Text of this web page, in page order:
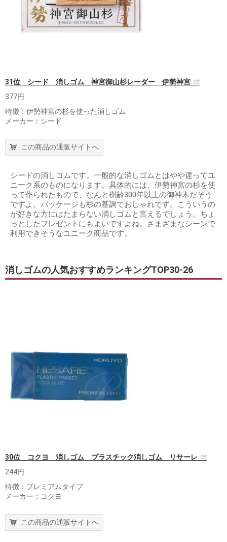
31位 シード 消しゴム 神宮御山杉レーダー 伊勢神宮
377円
特徴：伊勢神宮の杉を使った消しゴム
メーカー：シード
この商品の通販サイトへ
シードの消しゴムです。一般的な消しゴムとはやや違ってユ
ニーク系のものになります。具体的には、伊勢神宮の杉を使
って作られたもので、なんと樹齢300年以上の御神木だそう
ですよ。パッケージも杉の基調でおしゃれです。こういうの
が好きな方にはたまらない消しゴムと言えるでしょう。ちょ
っとしたプレゼントにもよいですよね。さまざまなシーンで
利用できそうなユニーク商品です。
消しゴムの人気おすすめランキングTOP30-26
30位 コクヨ 消しゴム プラスチック消しゴム リサーレ
244円
特徴：プレミアムタイプ
メーカー：コクヨ
この商品の通販サイトへ